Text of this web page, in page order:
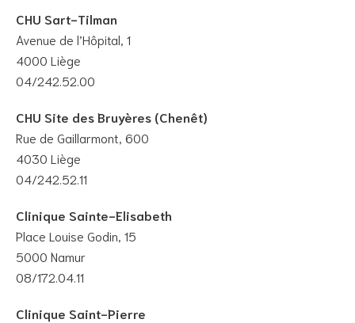
CHU Sart-Tilman
Avenue de l’Hôpital, 1
4000 Liège
04/242.52.00
CHU Site des Bruyères (Chenêt)
Rue de Gaillarmont, 600
4030 Liège
04/242.52.11
Clinique Sainte-Elisabeth
Place Louise Godin, 15
5000 Namur
08/172.04.11
Clinique Saint-Pierre